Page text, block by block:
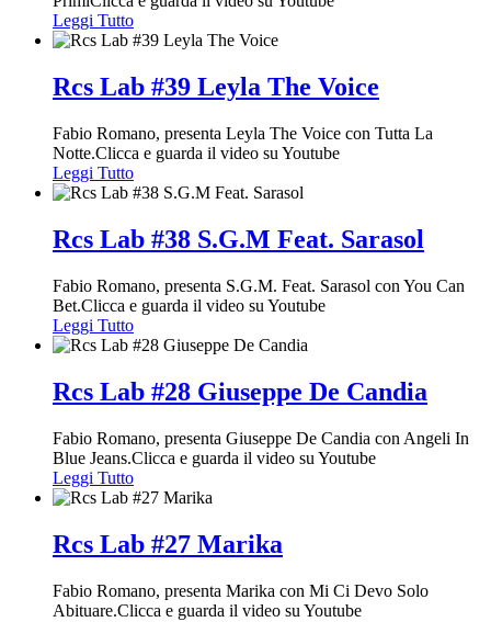
Leggi Tutto
Rcs Lab #39 Leyla The Voice
Fabio Romano, presenta Leyla The Voice con Tutta La
Notte.Clicca e guarda il video su Youtube
Leggi Tutto
Rcs Lab #38 S.G.M Feat. Sarasol
Fabio Romano, presenta S.G.M. Feat. Sarasol con You Can
Bet.Clicca e guarda il video su Youtube
Leggi Tutto
Rcs Lab #28 Giuseppe De Candia
Fabio Romano, presenta Giuseppe De Candia con Angeli In
Blue Jeans.Clicca e guarda il video su Youtube
Leggi Tutto
Rcs Lab #27 Marika
Fabio Romano, presenta Marika con Mi Ci Devo Solo
Abituare.Clicca e guarda il video su Youtube